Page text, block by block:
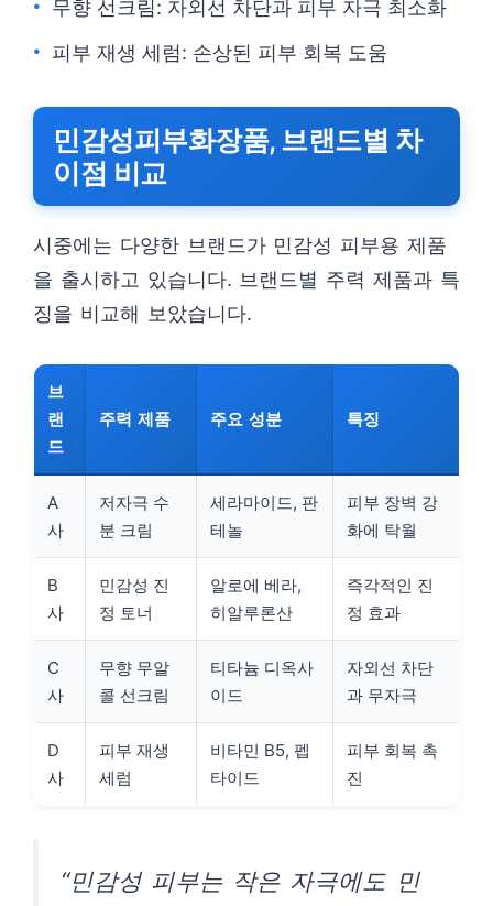
무향 선크림: 자외선 차단과 피부 자극 최소화
피부 재생 세럼: 손상된 피부 회복 도움
민감성피부화장품, 브랜드별 차
이점 비교
시중에는 다양한 브랜드가 민감성 피부용 제품
을 출시하고 있습니다. 브랜드별 주력 제품과 특
징을 비교해 보았습니다.
브
랜
드
주력 제품 주요 성분 특징
A
사
저자극 수
분 크림
세라마이드, 판
테놀
피부 장벽 강
화에 탁월
B
사
민감성 진
정 토너
알로에 베라,
히알루론산
즉각적인 진
정 효과
C
사
무향 무알
콜 선크림
티타늄 디옥사
이드
자외선 차단
과 무자극
D
사
피부 재생
세럼
비타민 B5, 펩
타이드
피부 회복 촉
진
“민감성 피부는 작은 자극에도 민